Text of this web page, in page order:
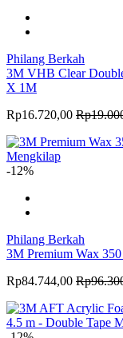
Philang Berkah
3M VHB Clear
X 1M
Rp16.720,00
-12%
Philang Berkah
3M Premium Wax
Rp84.744,00